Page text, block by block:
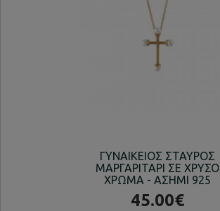
ΓΥΝΑΙΚΕΙΟΣ ΣΤΑΥΡΟΣ
ΜΑΡΓΑΡΙΤΑΡΙ ΣΕ ΧΡΥΣΟ
ΧΡΩΜΑ - ΑΣΗΜΙ 925
45.00€